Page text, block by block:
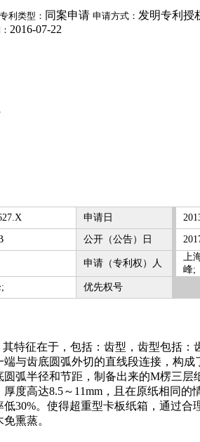
专利类型： 同案申请 申请方式： 发明专利授
2016-07-22
申请日
公开（公告）日
申请（专利权）人
上
峰;
优先权号
特征在于，包括：齿型，齿型包括：
与齿底圆弧外切的直线段连接，构成
弧半径和节距，制备出来的M楞三层
度高达8.5～11mm，且在原纸相同的
30%。使得超重型卡板纸箱，通过合
熏蒸。